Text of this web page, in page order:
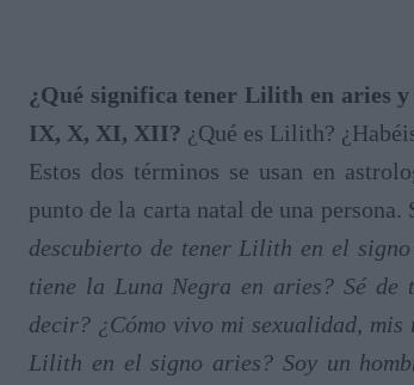
¿Qué significa tener Lilith en aries
IX, X, XI, XII? ¿Qué es Lilith?
Estos dos términos se usan en
punto de la carta natal de una
descubierto de tener Lilith en el
tiene la Luna Negra en aries? Sé
decir? ¿Cómo vivo mi sexualidad,
Lilith en el signo aries? Soy un